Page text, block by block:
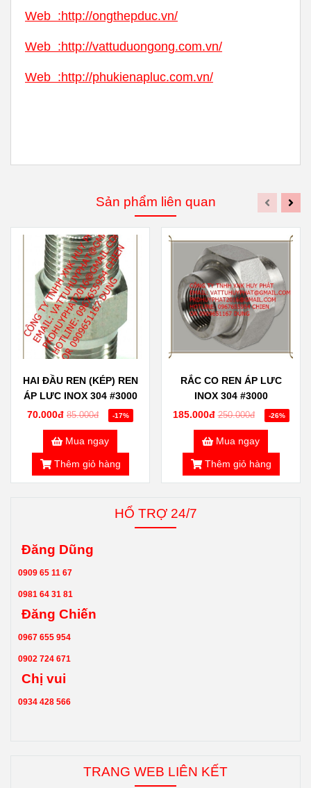
Web :http://ongthepduc.vn/
Web :http://vattuduongong.com.vn/
Web :http://phukienapluc.com.vn/
Sản phẩm liên quan
HAI ĐẦU REN (KÉP) REN
ÁP LƯC INOX 304 #3000
70.000đ 85.000đ -17%
Mua ngay
Thêm giỏ hàng
RẮC CO REN ÁP LƯC
INOX 304 #3000
185.000đ 250.000đ -26%
Mua ngay
Thêm giỏ hàng
HỔ TRỢ 24/7
Đăng Dũng
0909 65 11 67
0981 64 31 81
Đăng Chiến
0967 655 954
0902 724 671
Chị vui
0934 428 566
TRANG WEB LIÊN KẾT